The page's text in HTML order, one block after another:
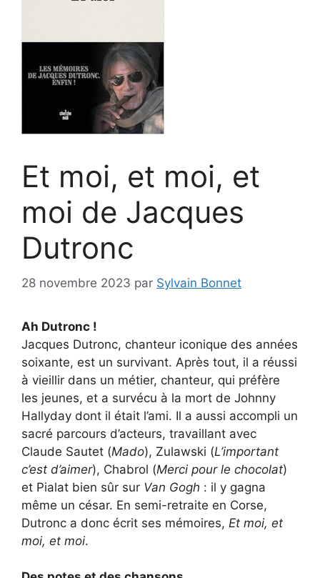
Et moi, et moi, et
moi de Jacques
Dutronc
28 novembre 2023 par Sylvain Bonnet
Ah Dutronc !
Jacques Dutronc, chanteur iconique des années
soixante, est un survivant. Après tout, il a réussi
à vieillir dans un métier, chanteur, qui préfère
les jeunes, et a survécu à la mort de Johnny
Hallyday dont il était l’ami. Il a aussi accompli un
sacré parcours d’acteurs, travaillant avec
Claude Sautet (Mado), Zulawski (L’important
c’est d’aimer), Chabrol (Merci pour le chocolat)
et Pialat bien sûr sur Van Gogh : il y gagna
même un césar. En semi-retraite en Corse,
Dutronc a donc écrit ses mémoires, Et moi, et
moi, et moi.